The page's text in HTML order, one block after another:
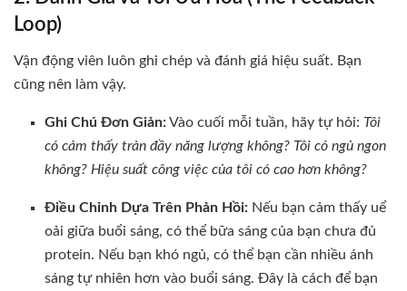
Loop)
Vận động viên luôn ghi chép và đánh giá hiệu suất. Bạn
cũng nên làm vậy.
Ghi Chú Đơn Giản:Vào cuối mỗi tuần, hãy tự hỏi: Tôi
có cảm thấy tràn đầy năng lượng không? Tôi có ngủ ngon
không? Hiệu suất công việc của tôi có cao hơn không?
Điều Chỉnh Dựa Trên Phản Hồi: Nếu bạn cảm thấy uể
oải giữa buổi sáng, có thể bữa sáng của bạn chưa đủ
protein. Nếu bạn khó ngủ, có thể bạn cần nhiều ánh
sáng tự nhiên hơn vào buổi sáng. Đây là cách để bạn